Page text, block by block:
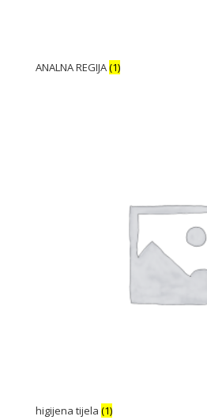
ANALNA REGIJA(1)
higijena tijela (1)